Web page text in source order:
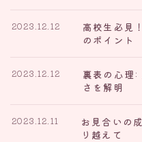
高校生必見
のポイント
2023.12.12
裏表の心理:
さを解明
2023.12.12
お見合いの
り越えて
2023.12.11